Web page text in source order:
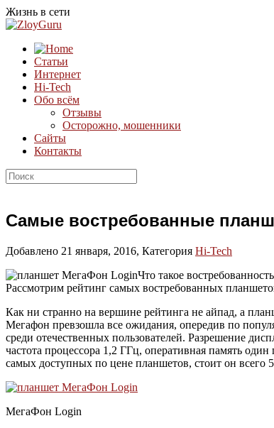
Жизнь в сети
Статьи
Интернет
Hi-Tech
Обо всём
Отзывы
Осторожно, мошенники
Сайты
Контакты
Самые востребованные
Добавлено 21 января, 2016, Категория Hi-Tech
Что такое
Рассмотрим рейтинг самых востребованных
Как ни странно на вершине рейтинга не айпад, а
Мегафон превзошла все ожидания, опередив по
среди отечественных пользователей. Разрешение
частота процессора 1,2 ГГц, оперативная память
самых доступных по цене планшетов, стоит он всего
МегаФон Login